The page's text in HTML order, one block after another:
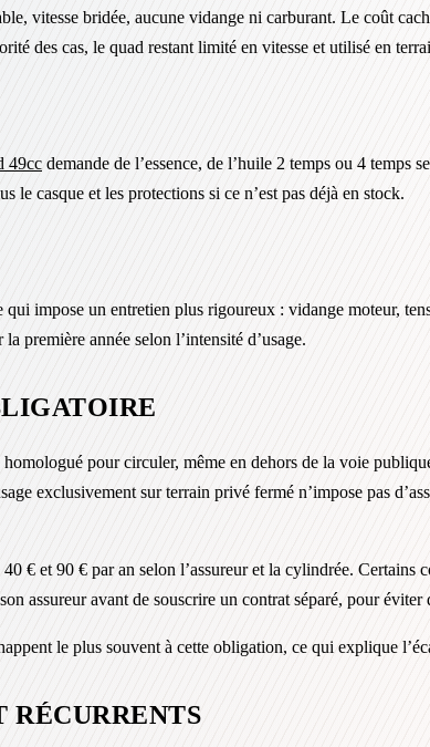
vitesse bridée, aucune vidange ni carburant. Le coût
des cas, le quad restant limité en vitesse et utilisé en
49cc demande de l’essence, de l’huile 2 temps ou 4
le casque et les protections si ce n’est pas déjà en stock.
impose un entretien plus rigoureux : vidange moteur,
première année selon l’intensité d’usage.
pour circuler, même en dehors de la voie
exclusivement sur terrain privé fermé n’impose pas
€ et 90 € par an selon l’assureur et la cylindrée. Certains
assureur avant de souscrire un contrat séparé, pour éviter
le plus souvent à cette obligation, ce qui explique
RÉCURRENTS